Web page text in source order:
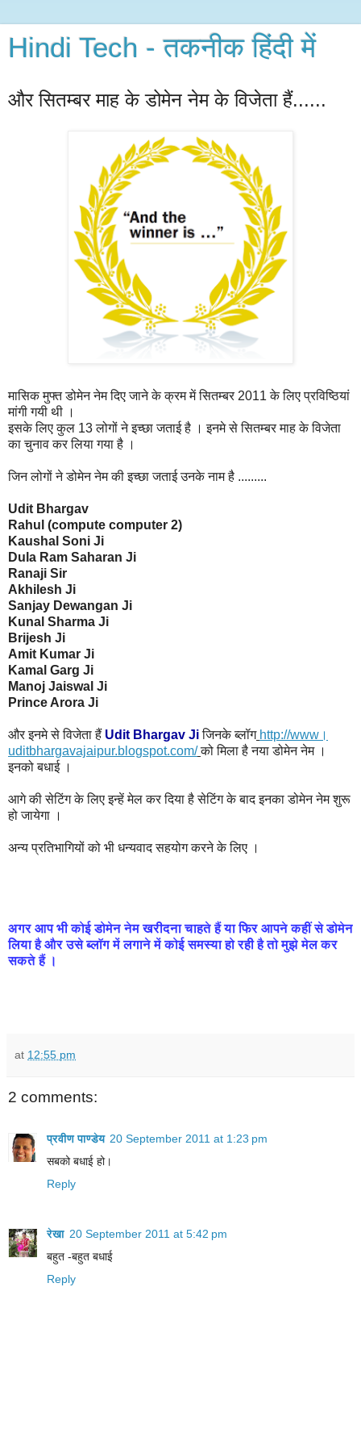
Hindi Tech - तकनीक हिंदी में
और सितम्बर माह के डोमेन नेम के विजेता हैं......
मासिक मुफ्त डोमेन नेम दिए जाने के क्रम में सितम्बर 2011 के लिए प्रविष्ठियां
मांगी गयी थी ।
इसके लिए कुल 13 लोगों ने इच्छा जताई है । इनमे से सितम्बर माह के विजेता
का चुनाव कर लिया गया है ।
जिन लोगों ने डोमेन नेम की इच्छा जताई उनके नाम है .........
Udit Bhargav
Rahul (compute computer 2)
Kaushal Soni Ji
Dula Ram Saharan Ji
Ranaji Sir
Akhilesh Ji
Sanjay Dewangan Ji
Kunal Sharma Ji
Brijesh Ji
Amit Kumar Ji
Kamal Garg Ji
Manoj Jaiswal Ji
Prince Arora Ji
और इनमे से विजेता हैं Udit Bhargav Jiजिनके ब्लॉग http://www।
uditbhargavajaipur.blogspot.com/ को मिला है नया डोमेन नेम ।
इनको बधाई ।
आगे की सेटिंग के लिए इन्हें मेल कर दिया है सेटिंग के बाद इनका डोमेन नेम शुरू
हो जायेगा ।
अन्य प्रतिभागियों को भी धन्यवाद सहयोग करने के लिए ।
अगर आप भी कोई डोमेन नेम खरीदना चाहते हैं या फिर आपने कहीं से डोमेन
लिया है और उसे ब्लॉग में लगाने में कोई समस्या हो रही है तो मुझे मेल कर
सकते हैं ।
at 12:55 pm
2 comments:
प्रवीण पाण्डेय 20 September 2011 at 1:23 pm
सबको बधाई हो।
Reply
रेखा 20 September 2011 at 5:42 pm
बहुत -बहुत बधाई
Reply